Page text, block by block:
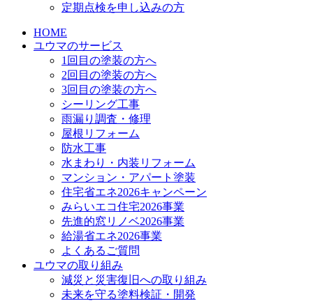
定期点検を申し込みの方
HOME
ユウマのサービス
1回目の塗装の方へ
2回目の塗装の方へ
3回目の塗装の方へ
シーリング工事
雨漏り調査・修理
屋根リフォーム
防水工事
水まわり・内装リフォーム
マンション・アパート塗装
住宅省エネ2026キャンペーン
みらいエコ住宅2026事業
先進的窓リノベ2026事業
給湯省エネ2026事業
よくあるご質問
ユウマの取り組み
減災と災害復旧への取り組み
未来を守る塗料検証・開発